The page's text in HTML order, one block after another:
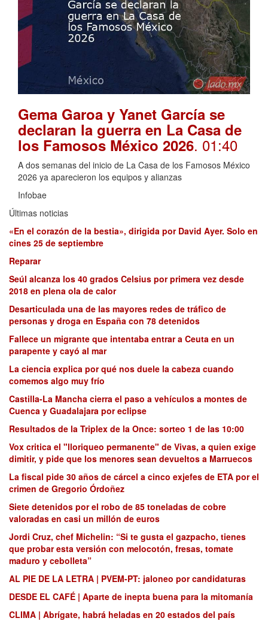
Gema Garoa y Yanet García se
declaran la guerra en La Casa de
los Famosos México 2026. 01:40
A dos semanas del inicio de La Casa de los Famosos México
2026 ya aparecieron los equipos y alianzas
Infobae
Últimas noticias
«En el corazón de la bestia», dirigida por David Ayer. Solo en
cines 25 de septiembre
Reparar
Seúl alcanza los 40 grados Celsius por primera vez desde
2018 en plena ola de calor
Desarticulada una de las mayores redes de tráfico de
personas y droga en España con 78 detenidos
Fallece un migrante que intentaba entrar a Ceuta en un
parapente y cayó al mar
La ciencia explica por qué nos duele la cabeza cuando
comemos algo muy frío
Castilla-La Mancha cierra el paso a vehículos a montes de
Cuenca y Guadalajara por eclipse
Resultados de la Triplex de la Once: sorteo 1 de las 10:00
Vox critica el "lloriqueo permanente" de Vivas, a quien exige
dimitir, y pide que los menores sean devueltos a Marruecos
La fiscal pide 30 años de cárcel a cinco exjefes de ETA por el
crimen de Gregorio Órdoñez
Siete detenidos por el robo de 85 toneladas de cobre
valoradas en casi un millón de euros
Jordi Cruz, chef Michelin: “Si te gusta el gazpacho, tienes
que probar esta versión con melocotón, fresas, tomate
maduro y cebolleta”
AL PIE DE LA LETRA | PVEM-PT: jaloneo por candidaturas
DESDE EL CAFÉ | Aparte de inepta buena para la mitomanía
CLIMA | Abrígate, habrá heladas en 20 estados del país